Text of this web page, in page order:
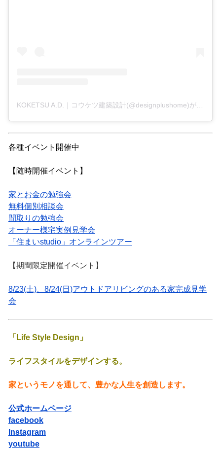
KOKETSU A.D.｜コウケツ建築設計(@designplushome)がシェアした投稿
各種イベント開催中
【随時開催イベント】
家とお金の勉強会
無料個別相談会
間取りの勉強会
オーナー様宅実例見学会
「住まいstudio」オンラインツアー
【期間限定開催イベント】
8/23(土)、8/24(日)アウトドアリビングのある家完成見学
会
「Life Style Design」
ライフスタイルをデザインする。
家というモノを通して、豊かな人生を創造します。
公式ホームページ
facebook
Instagram
youtube